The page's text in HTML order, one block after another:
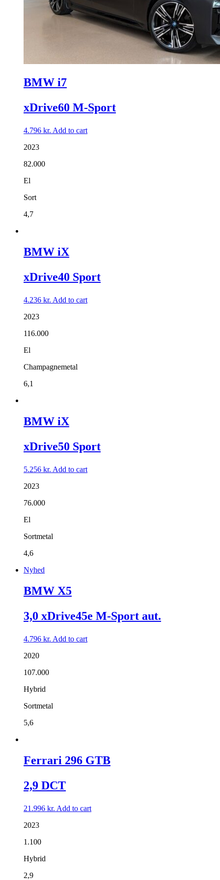
BMW i7
xDrive60 M-Sport
4.796 kr. Add to cart
2023
82.000
El
Sort
4,7
BMW iX
xDrive40 Sport
4.236 kr. Add to cart
2023
116.000
El
Champagnemetal
6,1
BMW iX
xDrive50 Sport
5.256 kr. Add to cart
2023
76.000
El
Sortmetal
4,6
Nyhed
BMW X5
3,0 xDrive45e M-Sport aut.
4.796 kr. Add to cart
2020
107.000
Hybrid
Sortmetal
5,6
Ferrari 296 GTB
2,9 DCT
21.996 kr. Add to cart
2023
1.100
Hybrid
2,9